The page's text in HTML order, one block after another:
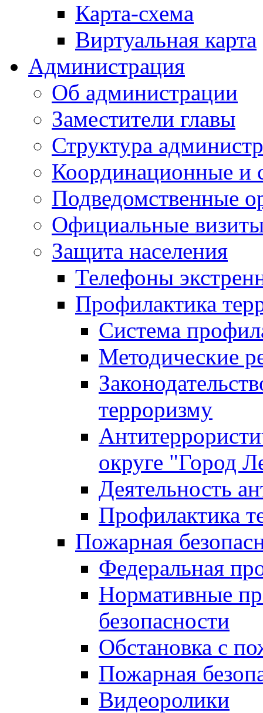
Карта-схема
Виртуальная карта
Администрация
Об администрации
Заместители главы
Структура
Координационные и
Подведомственные
Официальные
Защита населения
Телефоны
Профилактика
Система
Методические
терроризму
округе "Город
Деятельность
Профилактика
Пожарная
Федеральная
Нормативные
безопасности
Обстановка с
Пожарная
Видеоролики